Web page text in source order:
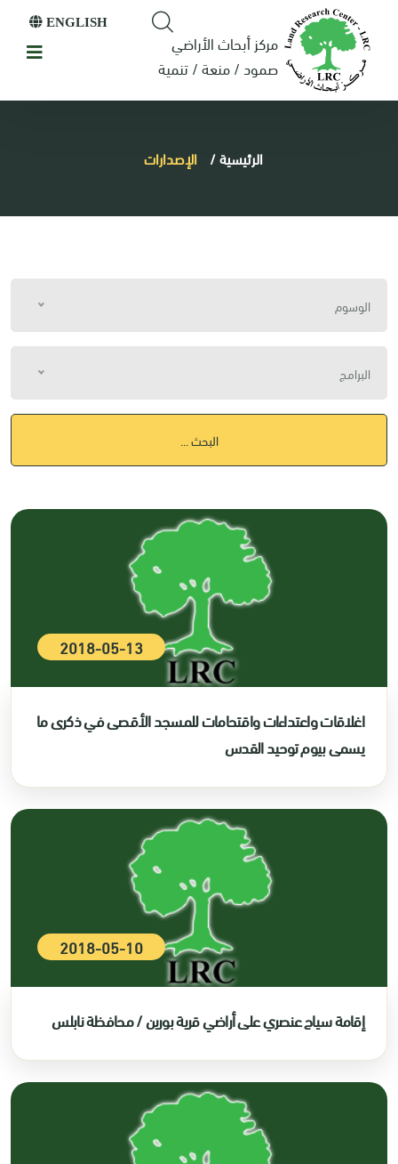
مركز أبحاث الأراضي
صمود / منعة / تنمية
ENGLISH
الرئيسية/ الإصدارات
الوسوم
البرامج
البحث ...
2018-05-13
اغلاقات واعتداءات واقتحامات للمسجد الأقصى في ذكرى ما
يسمى بيوم توحيد القدس
2018-05-10
إقامة سياج عنصري على أراضي قرية بورين / محافظة نابلس